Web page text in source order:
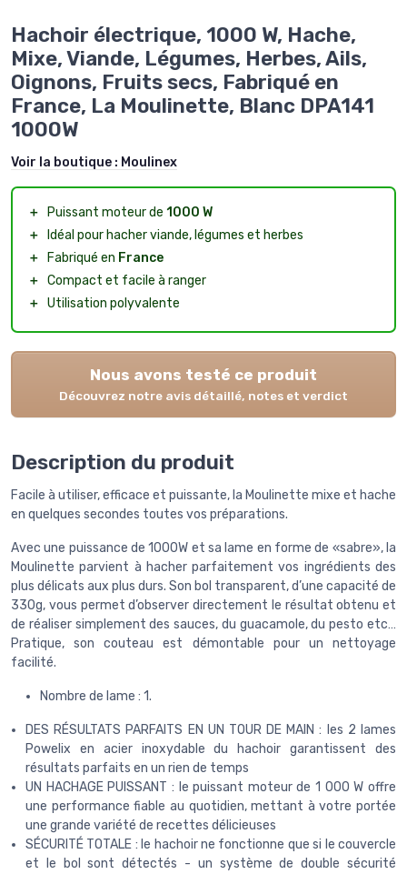
Hachoir électrique, 1000 W, Hache,
Mixe, Viande, Légumes, Herbes, Ails,
Oignons, Fruits secs, Fabriqué en
France, La Moulinette, Blanc DPA141
1000W
Voir la boutique : Moulinex
＋ Puissant moteur de 1000 W
＋
Idéal pour hacher viande, légumes et herbes
＋
Fabriqué en France
＋ Compact et facile à ranger
＋ Utilisation polyvalente
Nous avons testé ce produit
Découvrez notre avis détaillé, notes et verdict
Description du produit
Facile à utiliser, efficace et puissante, la Moulinette mixe et hache
en quelques secondes toutes vos préparations.
Avec une puissance de 1000W et sa lame en forme de «sabre», la
Moulinette parvient à hacher parfaitement vos ingrédients des
plus délicats aux plus durs. Son bol transparent, d’une capacité de
330g, vous permet d’observer directement le résultat obtenu et
de réaliser simplement des sauces, du guacamole, du pesto etc…
Pratique, son couteau est démontable pour un nettoyage
facilité.
Nombre de lame : 1.
DES RÉSULTATS PARFAITS EN UN TOUR DE MAIN : les 2 lames
Powelix en acier inoxydable du hachoir garantissent des
résultats parfaits en un rien de temps
UN HACHAGE PUISSANT : le puissant moteur de 1 000 W offre
une performance fiable au quotidien, mettant à votre portée
une grande variété de recettes délicieuses
SÉCURITÉ TOTALE : le hachoir ne fonctionne que si le couvercle
et le bol sont détectés - un système de double sécurité